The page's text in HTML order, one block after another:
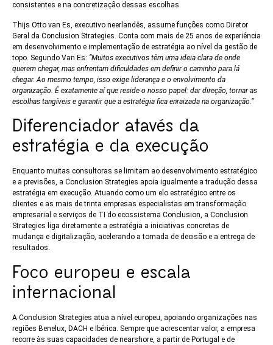
consistentes e na concretização dessas escolhas.
Thijs Otto van Es, executivo neerlandês, assume funções como Diretor
Geral da Conclusion Strategies. Conta com mais de 25 anos de experiência
em desenvolvimento e implementação de estratégia ao nível da gestão de
topo. Segundo Van Es: “Muitos executivos têm uma ideia clara de onde
querem chegar, mas enfrentam dificuldades em definir o caminho para lá
chegar. Ao mesmo tempo, isso exige liderança e o envolvimento da
organização. É exatamente aí que reside o nosso papel: dar direção, tornar as
escolhas tangíveis e garantir que a estratégia fica enraizada na organização.”
Diferenciador atavés da
estratégia e da execução
Enquanto muitas consultoras se limitam ao desenvolvimento estratégico
e a previsões, a Conclusion Strategies apoia igualmente a tradução dessa
estratégia em execução. Atuando como um elo estratégico entre os
clientes e as mais de trinta empresas especialistas em transformação
empresarial e serviços de TI do ecossistema Conclusion, a Conclusion
Strategies liga diretamente a estratégia a iniciativas concretas de
mudança e digitalização, acelerando a tomada de decisão e a entrega de
resultados.
Foco europeu e escala
internacional
A Conclusion Strategies atua a nível europeu, apoiando organizações nas
regiões Benelux, DACH e Ibérica. Sempre que acrescentar valor, a empresa
recorre às suas capacidades de nearshore, a partir de Portugal e de